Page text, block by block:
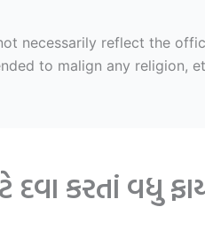
necessarily reflect the
to malign any religion,
દવા કરતાં વધુ